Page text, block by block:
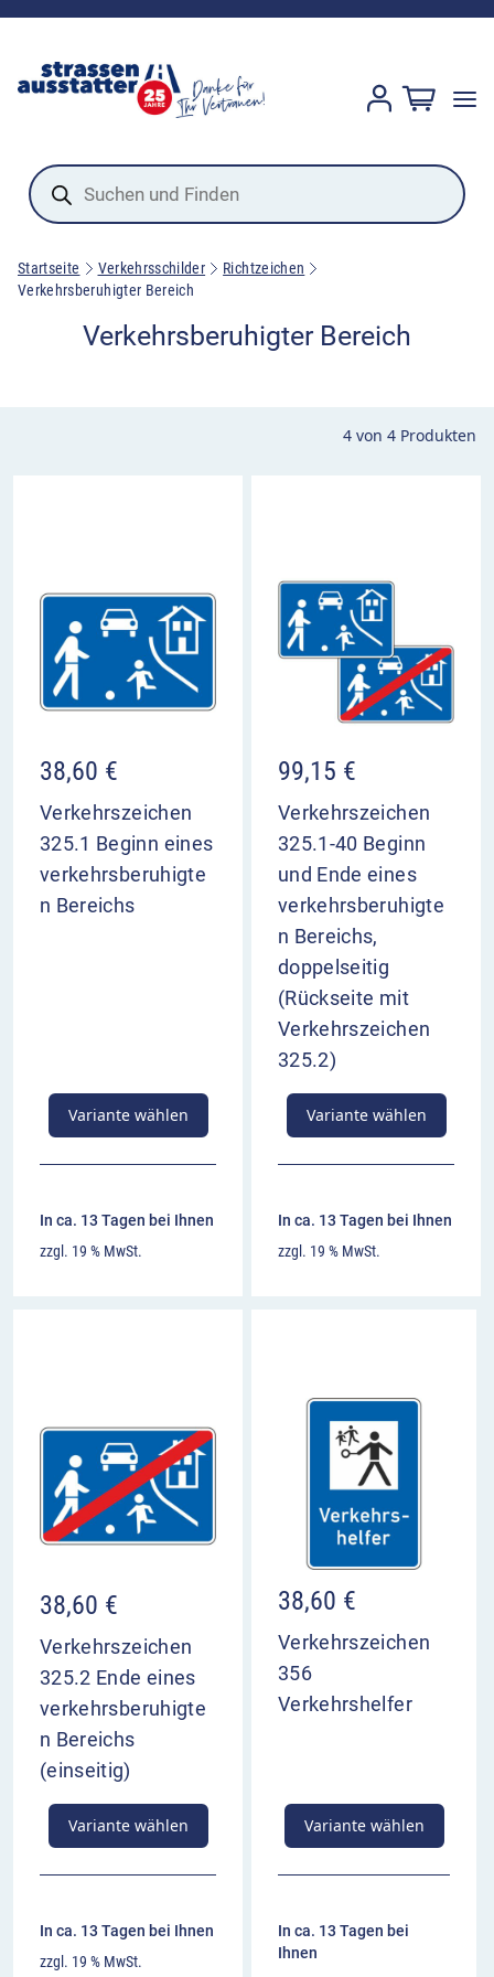
Products
search
Startseite Verkehrsschilder
Richtzeichen
Verkehrsberuhigter Bereich
Verkehrsberuhigter Bereich
4 von 4 Produkten
38,60 €
Verkehrszeichen
325.1 Beginn eines
verkehrsberuhigte
n Bereichs
Variante wählen
In ca. 13 Tagen bei Ihnen
zzgl. 19 % MwSt.
99,15 €
Verkehrszeichen
325.1-40 Beginn
und Ende eines
verkehrsberuhigte
n Bereichs,
doppelseitig
(Rückseite mit
Verkehrszeichen
325.2)
Variante wählen
In ca. 13 Tagen bei Ihnen
zzgl. 19 % MwSt.
38,60 €
Verkehrszeichen
325.2 Ende eines
verkehrsberuhigte
n Bereichs
(einseitig)
Variante wählen
In ca. 13 Tagen bei Ihnen
zzgl. 19 % MwSt.
38,60 €
Verkehrszeichen
356
Verkehrshelfer
Variante wählen
In ca. 13 Tagen bei
Ihnen